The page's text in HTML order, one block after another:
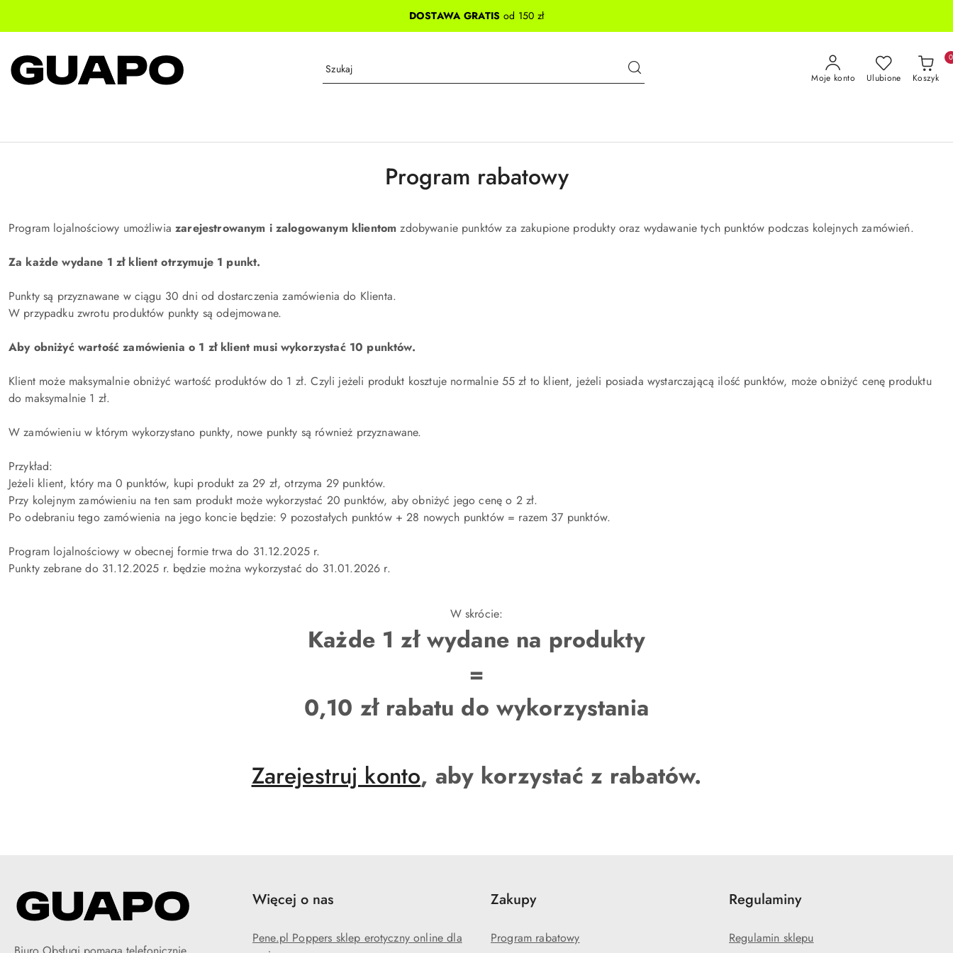
DOSTAWA GRATIS od 150 zł
Moje konto Ulubione Koszyk
0
Program rabatowy
Program lojalnościowy umożliwiazarejestrowanym i zalogowanym klientom zdobywanie punktów za zakupione produkty oraz wydawanie tych punktów podczas kolejnych zamówień.
Za każde wydane 1 zł klient otrzymuje 1 punkt.
Punkty są przyznawane w ciągu 30 dni od dostarczenia zamówienia do Klienta.
W przypadku zwrotu produktów punkty są odejmowane.
Aby obniżyć wartość zamówienia o 1 zł klient musi wykorzystać 10 punktów.
Klient może maksymalnie obniżyć wartość produktów do 1 zł. Czyli jeżeli produkt kosztuje normalnie 55 zł to klient, jeżeli posiada wystarczającą ilość punktów, może obniżyć cenę produktu
do maksymalnie 1 zł.
W zamówieniu w którym wykorzystano punkty, nowe punkty są również przyznawane.
Przykład:
Jeżeli klient, który ma 0 punktów, kupi produkt za 29 zł, otrzyma 29 punktów.
Przy kolejnym zamówieniu na ten sam produkt może wykorzystać 20 punktów, aby obniżyć jego cenę o 2 zł.
Po odebraniu tego zamówienia na jego koncie będzie: 9 pozostałych punktów + 28 nowych punktów = razem 37 punktów.
Program lojalnościowy w obecnej formie trwa do 31.12.2025 r.
Punkty zebrane do 31.12.2025 r. będzie można wykorzystać do 31.01.2026 r.
W skrócie:
Każde 1 zł wydane na produkty
=
0,10 zł rabatu do wykorzystania
Zarejestruj konto, aby korzystać z rabatów.
Więcej o nas
Pene.pl Poppers sklep erotyczny online dla
Zakupy
Program rabatowy
Regulaminy
Regulamin sklepu